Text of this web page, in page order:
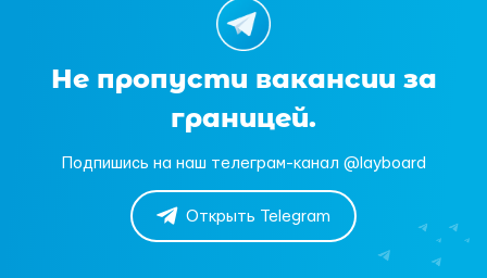
Не пропусти вакансии за
границей.
Подпишись на наш телеграм-канал @layboard
Открыть Telegram